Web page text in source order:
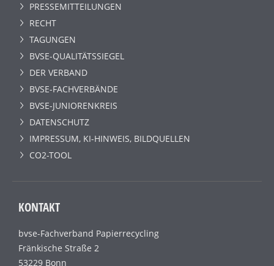
PRESSEMITTEILUNGEN
RECHT
TAGUNGEN
BVSE-QUALITÄTSSIEGEL
DER VERBAND
BVSE-FACHVERBÄNDE
BVSE-JUNIORENKREIS
DATENSCHUTZ
IMPRESSUM, KI-HINWEIS, BILDQUELLEN
CO2-TOOL
KONTAKT
bvse-Fachverband Papierrecycling
Fränkische Straße 2
53229 Bonn